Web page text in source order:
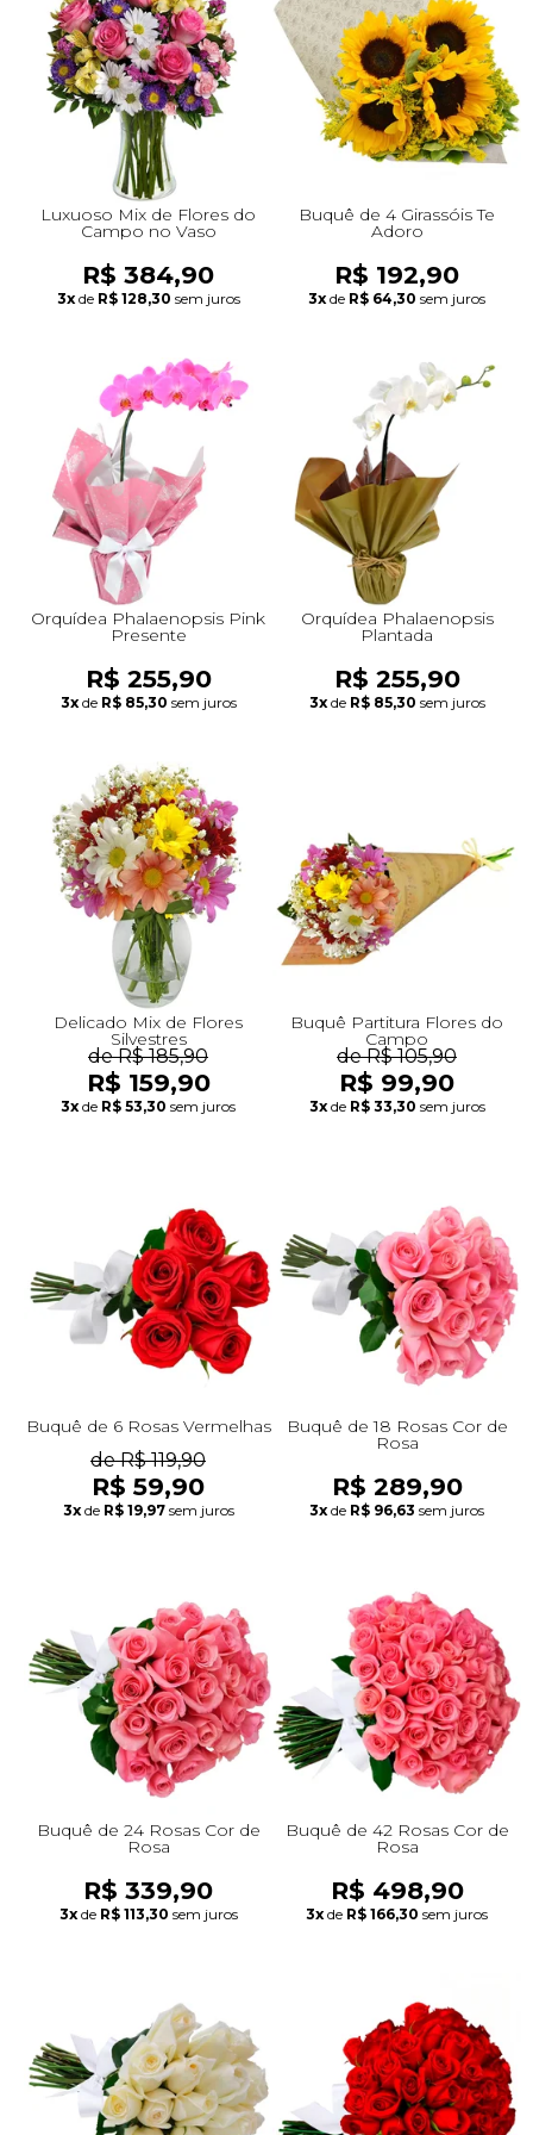
+Presentes com Flores
+Presentes por Ocasião
+Presentes para Família
+Presentes para Todos
+Tipo de Cesta
+Tipos de Buquês
+Tipos de Arranjos
+Tipos de Flores
+Por Cores
+Cidades do Sul
+Cidades do Sudeste
+Cidades do Norte
+Cidades do Nordeste
Luxuoso Mix de Flores do
Campo no Vaso
R$ 384,90
3x de R$ 128,30 sem juros
Buquê de 4 Girassóis Te
Adoro
R$ 192,90
3x de R$ 64,30 sem juros
Orquídea Phalaenopsis Pink
Presente
R$ 255,90
3x de R$ 85,30 sem juros
Orquídea Phalaenopsis
Plantada
R$ 255,90
3x de R$ 85,30 sem juros
Delicado Mix de Flores
Silvestres
de R$ 185,90
R$ 159,90
3x de R$ 53,30 sem juros
Buquê Partitura Flores do
Campo
de R$ 105,90
R$ 99,90
3x de R$ 33,30 sem juros
Buquê de 6 Rosas Vermelhas
de R$ 119,90
R$ 59,90
3x de R$ 19,97 sem juros
Buquê de 18 Rosas Cor de
Rosa
R$ 289,90
3x de R$ 96,63 sem juros
Buquê de 24 Rosas Cor de
Rosa
R$ 339,90
3x de R$ 113,30 sem juros
Buquê de 42 Rosas Cor de
Rosa
R$ 498,90
3x de R$ 166,30 sem juros